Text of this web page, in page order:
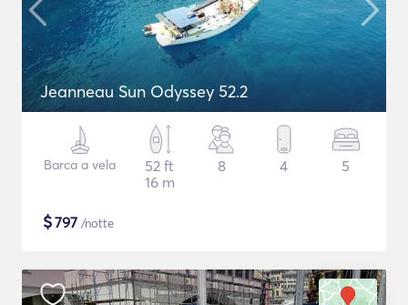
Jeanneau Sun Odyssey 52.2
Barca a vela
52 ft
16 m
8 4 5
$797 /notte